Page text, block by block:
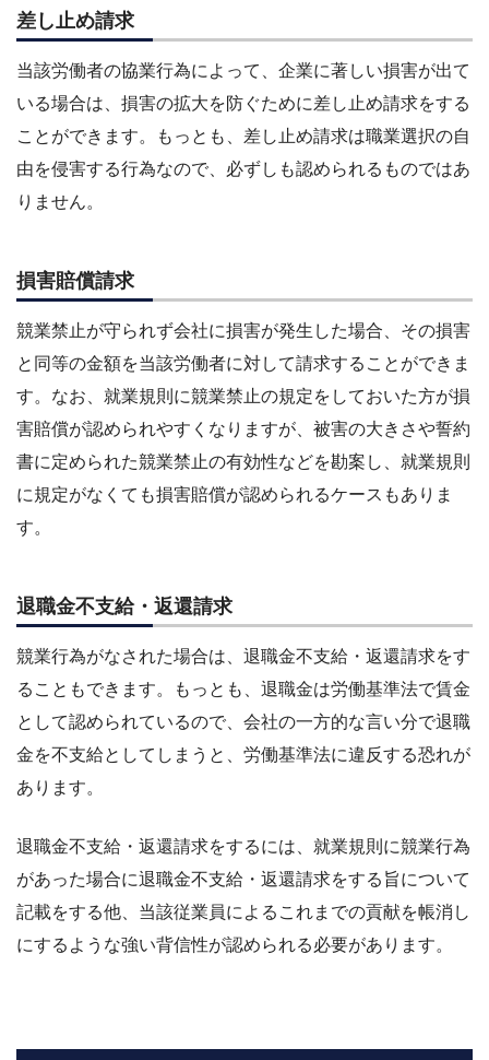
差し止め請求
当該労働者の協業行為によって、企業に著しい損害が出て
いる場合は、損害の拡大を防ぐために差し止め請求をする
ことができます。もっとも、差し止め請求は職業選択の自
由を侵害する行為なので、必ずしも認められるものではあ
りません。
損害賠償請求
競業禁止が守られず会社に損害が発生した場合、その損害
と同等の金額を当該労働者に対して請求することができま
す。なお、就業規則に競業禁止の規定をしておいた方が損
害賠償が認められやすくなりますが、被害の大きさや誓約
書に定められた競業禁止の有効性などを勘案し、就業規則
に規定がなくても損害賠償が認められるケースもありま
す。
退職金不支給・返還請求
競業行為がなされた場合は、退職金不支給・返還請求をす
ることもできます。もっとも、退職金は労働基準法で賃金
として認められているので、会社の一方的な言い分で退職
金を不支給としてしまうと、労働基準法に違反する恐れが
あります。
退職金不支給・返還請求をするには、就業規則に競業行為
があった場合に退職金不支給・返還請求をする旨について
記載をする他、当該従業員によるこれまでの貢献を帳消し
にするような強い背信性が認められる必要があります。